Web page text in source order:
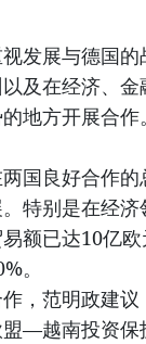
发展与德国的
及在经济、
地方开展合作。
国良好合作
特别是在经
额已达10亿
。
，范明政建
—越南投资保